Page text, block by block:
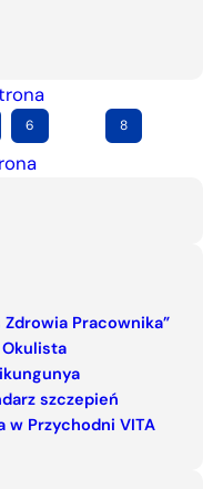
6 8
Zdrowia Pracownika”
szczepień
Przychodni VITA